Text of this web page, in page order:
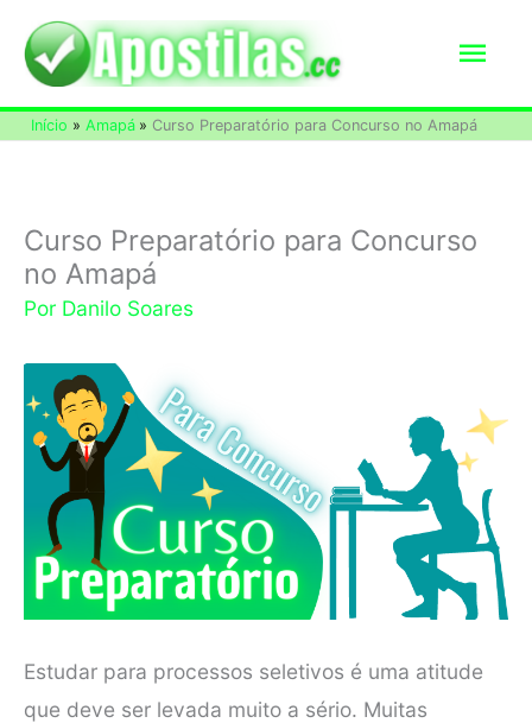
para
conteúdo
Início Amapá Curso Preparatório para Concurso no Amapá
Curso Preparatório para Concurso
no Amapá
Por Danilo Soares
Estudar para processos seletivos é uma atitude
que deve ser levada muito a sério. Muitas